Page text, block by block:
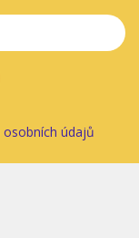
osobních údajů